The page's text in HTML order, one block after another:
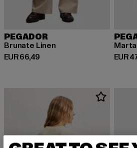
PEGADOR
Brunate Linen
EUR 66,49
Derzeitiger Preis: EUR 66,49
EUR